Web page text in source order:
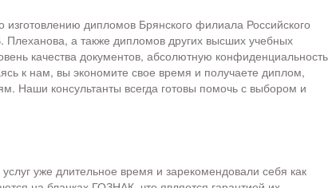
дипломов Брянского филиала Российского
Плеханова, а также дипломов других высших учебных
качества документов, абсолютную конфиденциальность
к нам, вы экономите свое время и получаете диплом,
Наши консультанты всегда готовы помочь с выбором и
уже длительное время и зарекомендовали себя как